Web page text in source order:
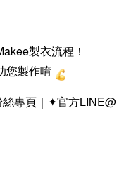
製衣流程！
您製作唷
絲專頁 ｜✦官方LINE@